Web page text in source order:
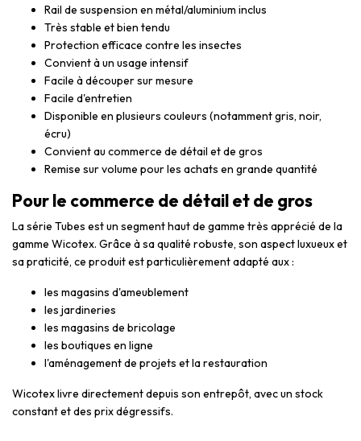
Rail de suspension en métal/aluminium inclus
Très stable et bien tendu
Protection efficace contre les insectes
Convient à un usage intensif
Facile à découper sur mesure
Facile d'entretien
Disponible en plusieurs couleurs (notamment gris, noir,
écru)
Convient au commerce de détail et de gros
Remise sur volume pour les achats en grande quantité
Pour le commerce de détail et de gros
La série Tubes est un segment haut de gamme très apprécié de la
gamme Wicotex. Grâce à sa qualité robuste, son aspect luxueux et
sa praticité, ce produit est particulièrement adapté aux :
les magasins d'ameublement
les jardineries
les magasins de bricolage
les boutiques en ligne
l'aménagement de projets et la restauration
Wicotex livre directement depuis son entrepôt, avec un stock
constant et des prix dégressifs.